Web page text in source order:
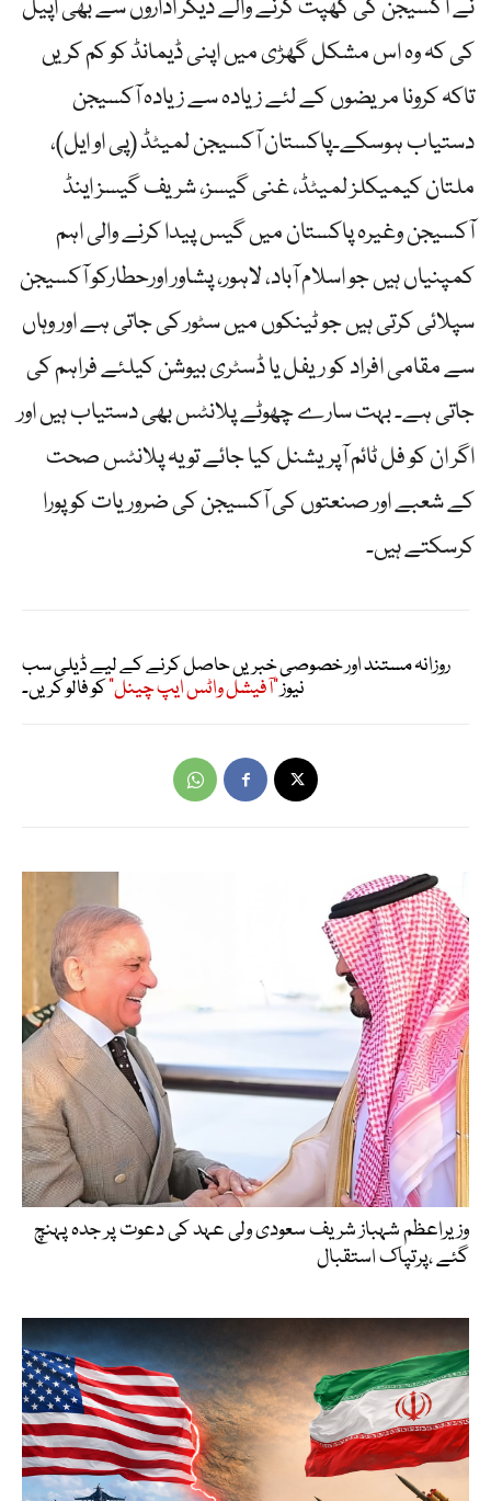
نے آکسیجن کی کھپت کرنے والے دیگر اداروں سے بھی اپیل
کی کہ وہ اس مشکل گھڑی میں اپنی ڈیمانڈ کو کم کریں
تاکہ کرونا مریضوں کے لئے زیادہ سے زیادہ آکسیجن
دستیاب ہوسکے۔پاکستان آکسیجن لمیٹڈ (پی او ایل)،
ملتان کیمیکلز لمیٹڈ، غنی گیسز، شریف گیسز اینڈ
آکسیجن وغیرہ پاکستان میں گیس پیدا کرنے والی اہم
کمپنیاں ہیں جو اسلام آباد، لاہور، پشاور اورحطارکو آکسیجن
سپلائی کرتی ہیں جو ٹینکوں میں سٹور کی جاتی ہے اور وہاں
سے مقامی افراد کو ریفل یا ڈسٹری بیوشن کیلئے فراہم کی
جاتی ہے۔ بہت سارے چھوٹے پلانٹس بھی دستیاب ہیں اور
اگر ان کو فل ٹائم آپریشنل کیا جائے تو یہ پلانٹس صحت
کے شعبے اور صنعتوں کی آکسیجن کی ضروریات کو پورا
کرسکتے ہیں۔
روزانہ مستند اور خصوصی خبریں حاصل کرنے کے لیے ڈیلی سب
نیوز"آفیشل واٹس ایپ چینل"کو فالو کریں۔
وزیراعظم شہباز شریف سعودی ولی عہد کی دعوت پر جدہ پہنچ
گئے ،پرتپاک استقبال